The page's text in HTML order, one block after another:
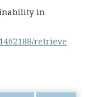
in
retrieve